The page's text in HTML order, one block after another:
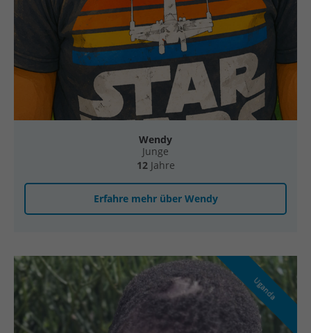
Wendy
Junge
12Jahre
Erfahre mehr über Wendy
Uganda